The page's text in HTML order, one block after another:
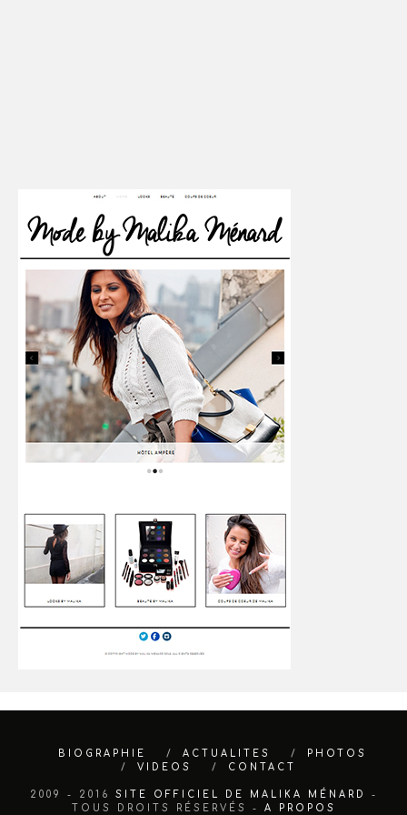
BIOGRAPHIE ACTUALITES
PHOTOS
VIDEOS
CONTACT
2009 - 2016 SITE OFFICIEL DE MALIKA MÉNARD
-
TOUS DROITS RÉSERVÉS - A PROPOS